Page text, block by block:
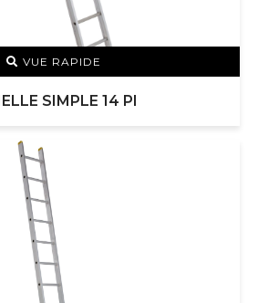
VUE RAPIDE
SIMPLE 14 PI